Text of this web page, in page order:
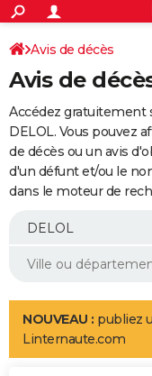
ACTUALITÉS
Politique
Société
Faits Divers
Education
Monde
Villes
+
SPORT
Coupe du monde 2026
Football
Tennis
Cyclisme
Rugby
Forum
Programme TV
TNT
Streaming
Cinéma
Sorties cinéma
Musique
+
FINANCE
Retraite
Impôts
Epargne
Immobilier
Risques naturels par ville
Banque
Assurance
Crédit
AUTO
Essais
Réserver un essai
Citadines
Berlines
SUV
Forum auto
+
Mobiles
Meilleur smartphone
Internet
Ordinateurs
Jeux vidéo
Guide high-tech
Aménagement intérieur
LIFESTYLE
Art de vivre
Bien-être
Loisirs
Mode
Modes de vie
Avis de décès
Avis de
Accédez gratuitement
DELOL. Vous pouvez
de décès ou un avis
d'un défunt et/ou le
dans le moteur de
NOUVEAU : publiez
Linternaute.com